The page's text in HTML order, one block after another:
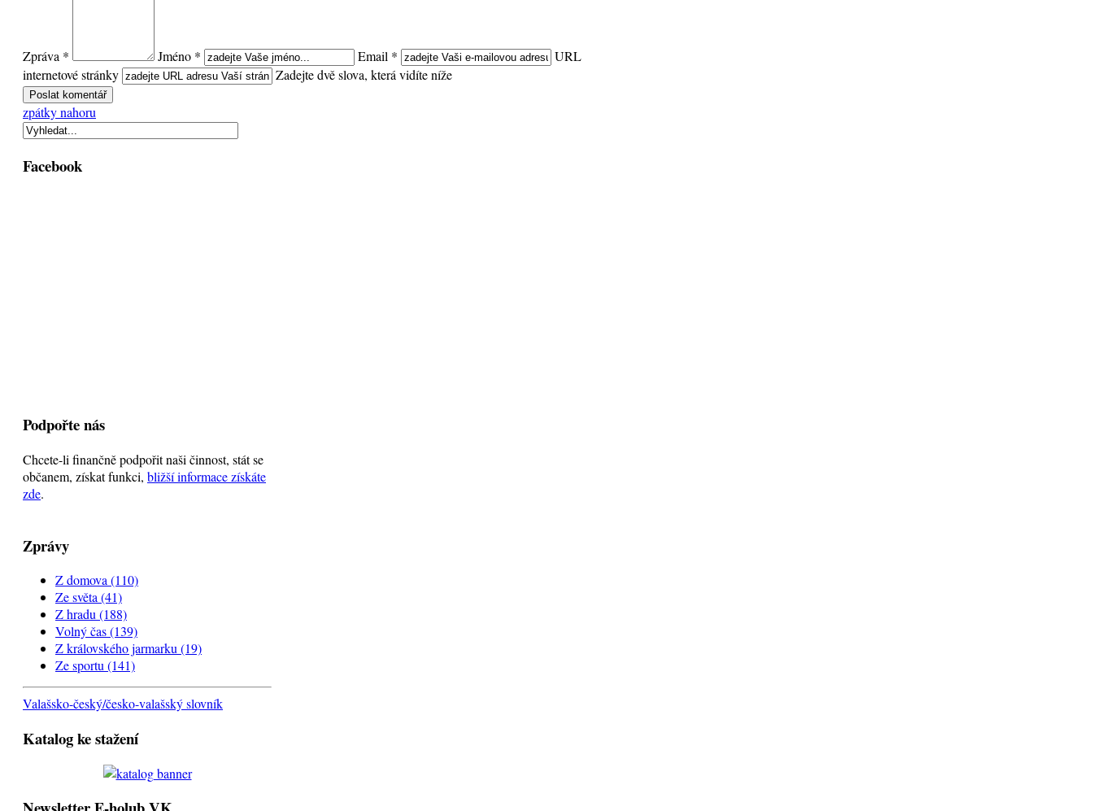
Zpráva * Jméno * Email *
URL
internetové stránky
Zadejte dvě slova, která vidíte níže
zpátky nahoru
Facebook
Podpořte nás
Chcete-li finančně podpořit naši činnost, stát se
občanem, získat funkci, bližší informace získáte
zde.
Zprávy
Z domova(110)
Ze světa(41)
Z hradu(188)
Volný čas(139)
Z královského jarmarku(19)
Ze sportu(141)
Valašsko-český/česko-valašský slovník
Katalog ke stažení